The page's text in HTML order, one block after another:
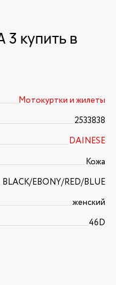
3 купить в
Мотокуртки и жилеты
2533838
DAINESE
Кожа
BLACK/EBONY/RED/BLUE
женский
46D